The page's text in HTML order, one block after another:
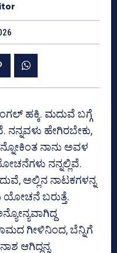
ಹಕ್ಕಿ. ಮದುವೆ ಬಗ್ಗೆ
ಹೇಗಿರಬೇಕು,
ನಾನು ಅವಳ
ನನ್ನಲ್ಲಿವೆ.
ಅಲ್ಲಿನ ನಾಟಕಗಳನ್ನ
ಯೋಚನೆ ಬರುತ್ತೆ.
ಗೀಳಿನಿಂದ, ಬೆನ್ನಿಗೆ
ಆಗಿದ್ದನ್ನ